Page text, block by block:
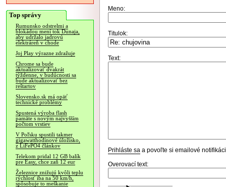
Top správy
Rumunsko odstrelmi a
blokádou mení tok Dunaja,
aby udržalo jadrovú
elektráreň v chode
Joj Play výrazne zdražuje
Chrome sa bude
aktualizovať dvakrát
týždenne, v budúcnosti sa
bude aktualizovať bez
reštartov
Slovensko.sk má opäť
technické problémy
Spustená výroba flash
pamäte s novým najvyšším
počtom vrstiev
V Poľsku spustili takmer
gigawatthodinové úložisko,
z LiFePO4 článkov
Telekom pridal 12 GB balík
pre Easy, chce zaň 12 eur
Železnice znižujú kvôli teplu
rýchlosť iba na 50 km/h,
spôsobuje to meškanie
Meno:
Titulok:
Text:
Prihláste sa a povoľte si emailové
Overovací text: